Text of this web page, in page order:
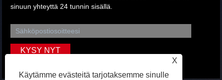
sinuun yhteyttä 24 tunnin sisällä.
X
Käytämme evästeitä tarjotaksemme sinulle